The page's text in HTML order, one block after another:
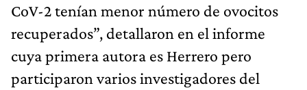
CoV-2 tenían menor número de ovocitos
recuperados”, detallaron en el informe
cuya primera autora es Herrero pero
participaron varios investigadores del